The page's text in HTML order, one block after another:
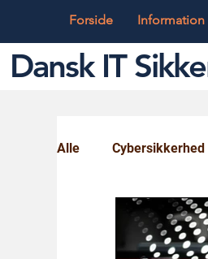
Forside Information
Dansk IT
Alle Cybersikkerhed
Globalt og Digitalt